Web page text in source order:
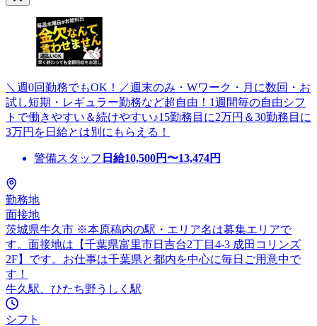
＼週0回勤務でもOK！／週末のみ・Wワーク・月に数回・お
試し短期・レギュラー勤務など超自由！1週間毎の自由シフ
トで働きやすい＆続けやすい♪15勤務目に2万円＆30勤務目に
3万円を日給とは別にもらえる！
警備スタッフ 日給10,500円〜13,474円
勤務地
面接地
茨城県牛久市 ※本原稿内の駅・エリア名は募集エリアで
す。面接地は【千葉県富里市日吉台2丁目4-3 成田コリンズ
2F】です。お仕事は千葉県と都内を中心に毎日ご用意中で
す！
牛久駅、ひたち野うしく駅
シフト